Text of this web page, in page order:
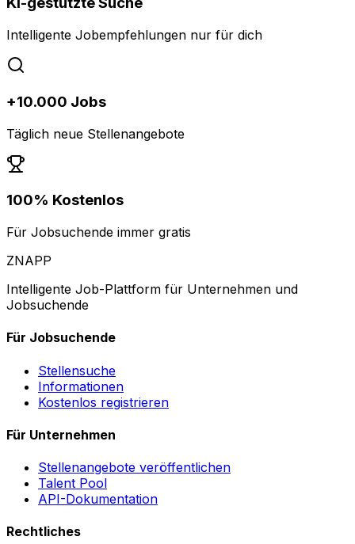
Intelligente Jobempfehlungen nur für dich
+10.000 Jobs
Täglich neue Stellenangebote
100% Kostenlos
Für Jobsuchende immer gratis
ZNAPP
Intelligente Job-Plattform für Unternehmen und
Jobsuchende
Für Jobsuchende
Stellensuche
Informationen
Kostenlos registrieren
Für Unternehmen
Stellenangebote veröffentlichen
Talent Pool
API-Dokumentation
Rechtliches